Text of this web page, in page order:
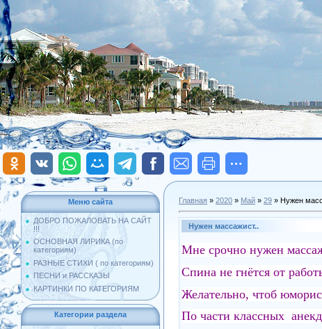
Меню сайта
ДОБРО ПОЖАЛОВАТЬ НА САЙТ
!!!
ОСНОВНАЯ ЛИРИКА (по
категориям)
РАЗНЫЕ СТИХИ ( по категориям)
ПЕСНИ и РАССКАЗЫ
КАРТИНКИ ПО КАТЕГОРИЯМ
Категории раздела
Главная » 2020 » Май » 29 » Нужен
Нужен массажист..
Мне срочно нужен
Спина не гнётся от
Желательно, чтоб
По части классных